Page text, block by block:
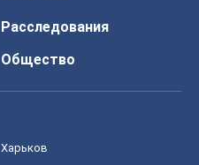
Расследования
Общество
Харьков